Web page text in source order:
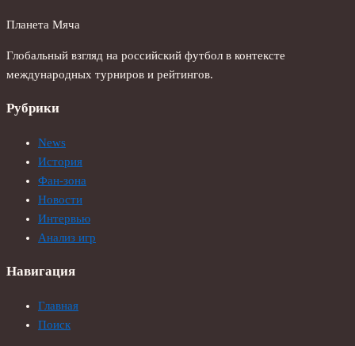
Планета Мяча
Глобальный взгляд на российский футбол в контексте
международных турниров и рейтингов.
Рубрики
News
История
Фан-зона
Новости
Интервью
Анализ игр
Навигация
Главная
Поиск